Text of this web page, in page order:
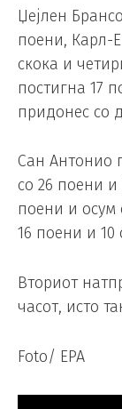
Џејлен
поени, Карл-
скока и
постигна 17
придонес со
Сан Антонио
со 26 поени
поени и
16 поени и 10
Вториот
часот, исто
Foto/ EPA